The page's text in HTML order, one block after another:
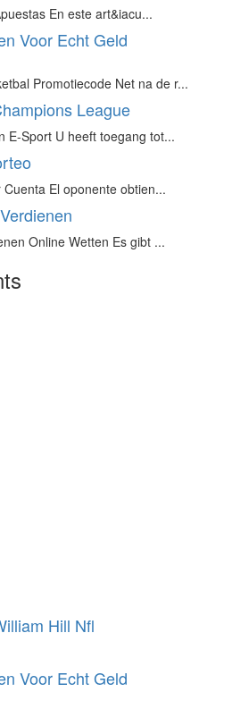
En este art&iacu...
Voor Echt Geld
Promotiecode Net na de r...
League
E-Sport U heeft toegang tot...
El oponente obtien...
Online Wetten Es gibt ...
Hill Nfl
Voor Echt Geld